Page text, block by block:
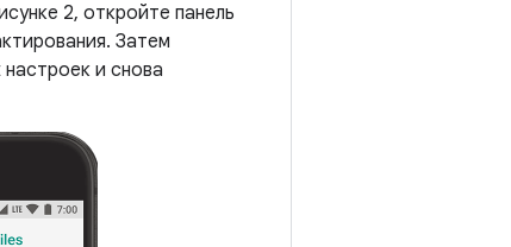
2, откройте панель
Затем
и снова